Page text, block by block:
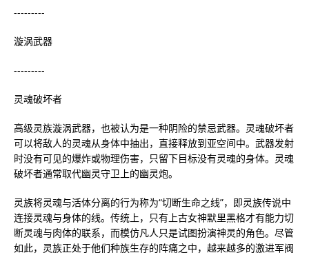
---------
漩涡武器
---------
灵魂破坏者
高级灵族漩涡武器，也被认为是一种阴险的禁忌武器。灵魂破坏者
可以将敌人的灵魂从身体中抽出，直接释放到亚空间中。武器发射
时没有可见的爆炸或物理伤害，只留下目标没有灵魂的身体。灵魂
破坏者通常取代幽灵守卫上的幽灵炮。
灵族将灵魂与活体分离的行为称为“切断生命之线”，即灵族传说中
连接灵魂与身体的线。传统上，只有上古女神默里黑格才有能力切
断灵魂与肉体的联系，而模仿凡人只是试图扮演神灵的角色。尽管
如此，灵族正处于他们种族生存的阵痛之中，越来越多的激进军阀